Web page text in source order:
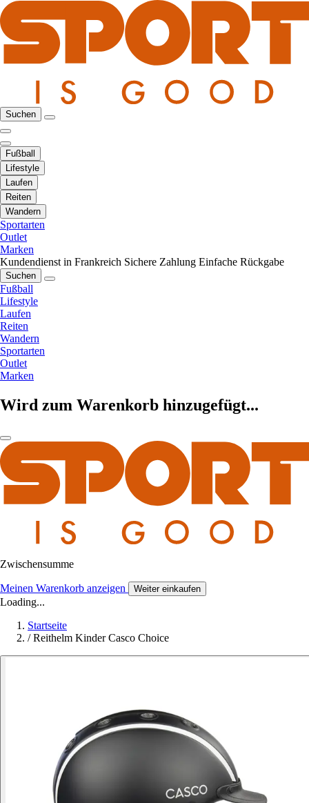
Suchen
Fußball
Lifestyle
Laufen
Reiten
Wandern
Sportarten
Outlet
Marken
Kundendienst in Frankreich Sichere Zahlung Einfache Rückgabe
Suchen
Fußball
Lifestyle
Laufen
Reiten
Wandern
Sportarten
Outlet
Marken
Wird zum Warenkorb hinzugefügt...
Zwischensumme
Meinen Warenkorb anzeigen Weiter einkaufen
Loading...
Startseite
/ Reithelm Kinder Casco Choice